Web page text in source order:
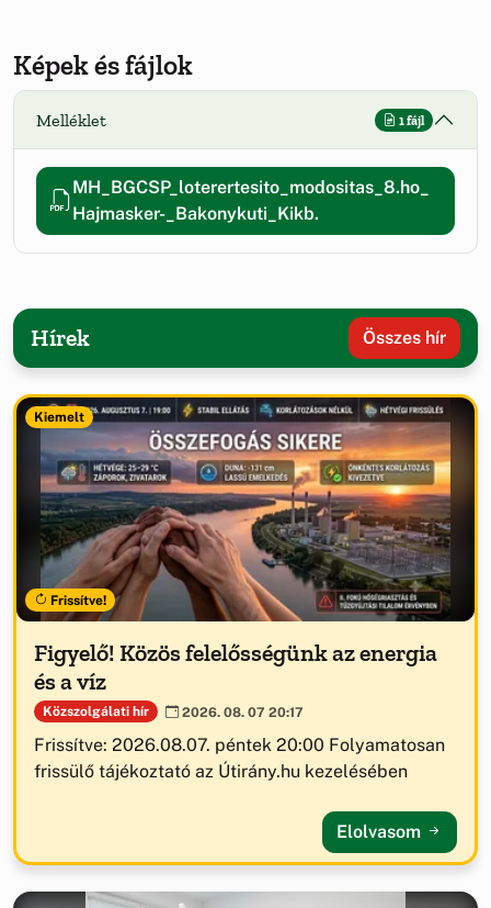
Képek és fájlok
Melléklet 1 fájl
MH_BGCSP_loterertesito_modositas_8.ho_
Hajmasker-_Bakonykuti_Kikb.
Hírek Összes hír
Kiemelt
Frissítve!
Figyelő! Közös felelősségünk az energia
és a víz
Közszolgálati hír 2026. 08. 07 20:17
Frissítve: 2026.08.07. péntek 20:00 Folyamatosan
frissülő tájékoztató az Útirány.hu kezelésében
Elolvasom